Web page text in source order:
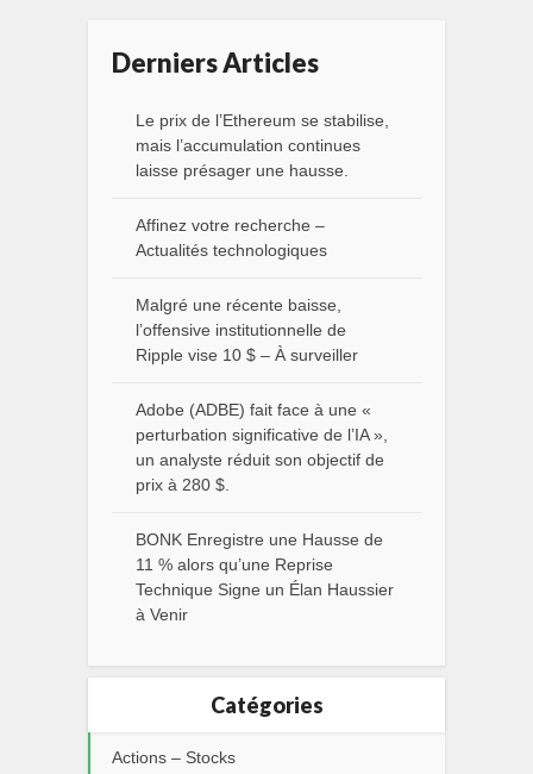
Derniers Articles
Le prix de l’Ethereum se stabilise,
mais l’accumulation continues
laisse présager une hausse.
Affinez votre recherche –
Actualités technologiques
Malgré une récente baisse,
l’offensive institutionnelle de
Ripple vise 10 $ – À surveiller
Adobe (ADBE) fait face à une «
perturbation significative de l’IA »,
un analyste réduit son objectif de
prix à 280 $.
BONK Enregistre une Hausse de
11 % alors qu’une Reprise
Technique Signe un Élan Haussier
à Venir
Catégories
Actions – Stocks